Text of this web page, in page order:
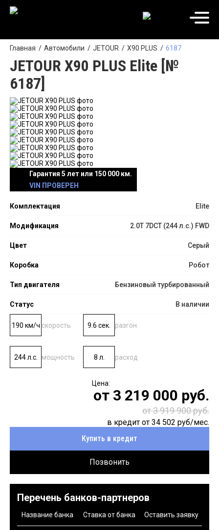
Главная Автомобили JETOUR X90 PLUS 6187
JETOUR X90 PLUS Elite [№
6187]
Гарантия 5 лет или 150 000 км.
VIN ПРОВЕРЕН
Комплектация Elite
Модификация 2.0T 7DCT (244 л.с.) FWD
Цвет Серый
Коробка Робот
Тип двигателя Бензиновый турбированный
Статус В наличии
190 км/ч скорость 9.6 сек. разгон
244 л.с. мощность 8 л. расход
от 3 219 000 руб.
от 3 919 900 руб.
в кредит от 34 502 руб/мес.
Купить в кредит
Позвонить
Перечень банков-партнеров
Название банка Ставка от банка Оставить заявку